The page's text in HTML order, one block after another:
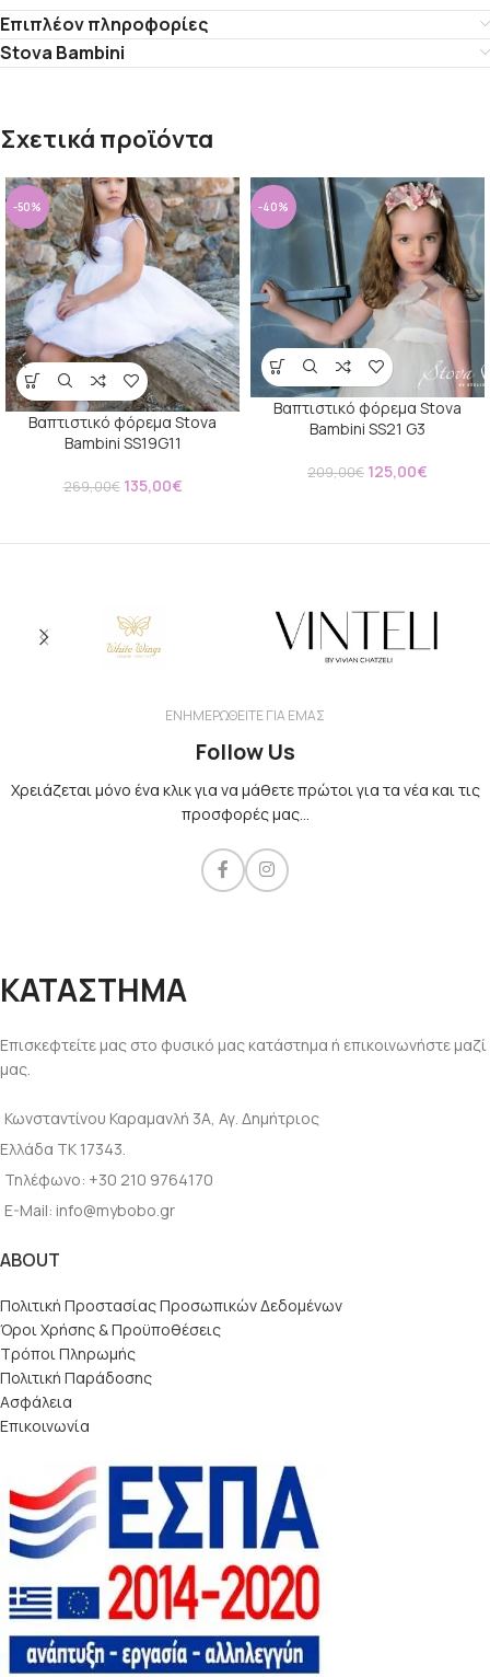
Επιπλέον πληροφορίες
Stova Bambini
Σχετικά προϊόντα
-50%
Βαπτιστικό φόρεμα Stova
Bambini SS19G11
269,00€ 135,00€
-40%
Βαπτιστικό φόρεμα Stova
Bambini SS21 G3
209,00€ 125,00€
ΕΝΗΜΕΡΩΘΕΙΤΕ ΓΙΑ ΕΜΑΣ
Follow Us
Χρειάζεται μόνο ένα κλικ για να μάθετε πρώτοι για τα νέα και τις
προσφορές μας...​
ΚΑΤΑΣΤΗΜΑ
Επισκεφτείτε μας στο φυσικό μας κατάστημα ή επικοινωνήστε μαζί
μας.
Κωνσταντίνου Καραμανλή 3Α, Αγ. Δημήτριος
Ελλάδα ΤΚ 17343.
Τηλέφωνο: +30 210 9764170
E-Mail: info@mybobo.gr
ABOUT
Πολιτική Προστασίας Προσωπικών Δεδομένων
Όροι Χρήσης & Προϋποθέσεις
Τρόποι Πληρωμής
Πολιτική Παράδοσης
Ασφάλεια
Επικοινωνία